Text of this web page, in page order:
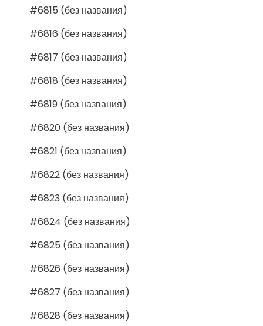
#6815 (без названия)
#6816 (без названия)
#6817 (без названия)
#6818 (без названия)
#6819 (без названия)
#6820 (без названия)
#6821 (без названия)
#6822 (без названия)
#6823 (без названия)
#6824 (без названия)
#6825 (без названия)
#6826 (без названия)
#6827 (без названия)
#6828 (без названия)